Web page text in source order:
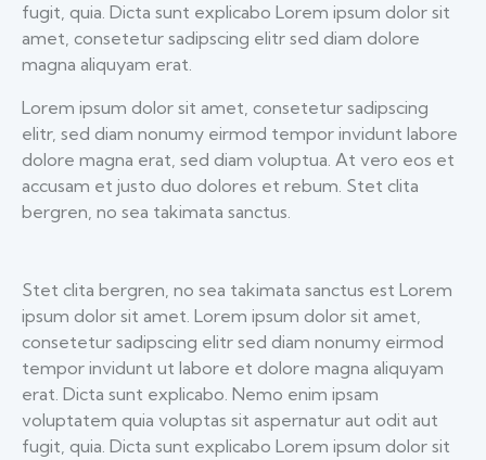
fugit, quia. Dicta sunt explicabo Lorem ipsum dolor sit
amet, consetetur sadipscing elitr sed diam dolore
magna aliquyam erat.
Lorem ipsum dolor sit amet, consetetur sadipscing
elitr, sed diam nonumy eirmod tempor invidunt labore
dolore magna erat, sed diam voluptua. At vero eos et
accusam et justo duo dolores et rebum. Stet clita
bergren, no sea takimata sanctus.
Stet clita bergren, no sea takimata sanctus est Lorem
ipsum dolor sit amet. Lorem ipsum dolor sit amet,
consetetur sadipscing elitr sed diam nonumy eirmod
tempor invidunt ut labore et dolore magna aliquyam
erat. Dicta sunt explicabo. Nemo enim ipsam
voluptatem quia voluptas sit aspernatur aut odit aut
fugit, quia. Dicta sunt explicabo Lorem ipsum dolor sit